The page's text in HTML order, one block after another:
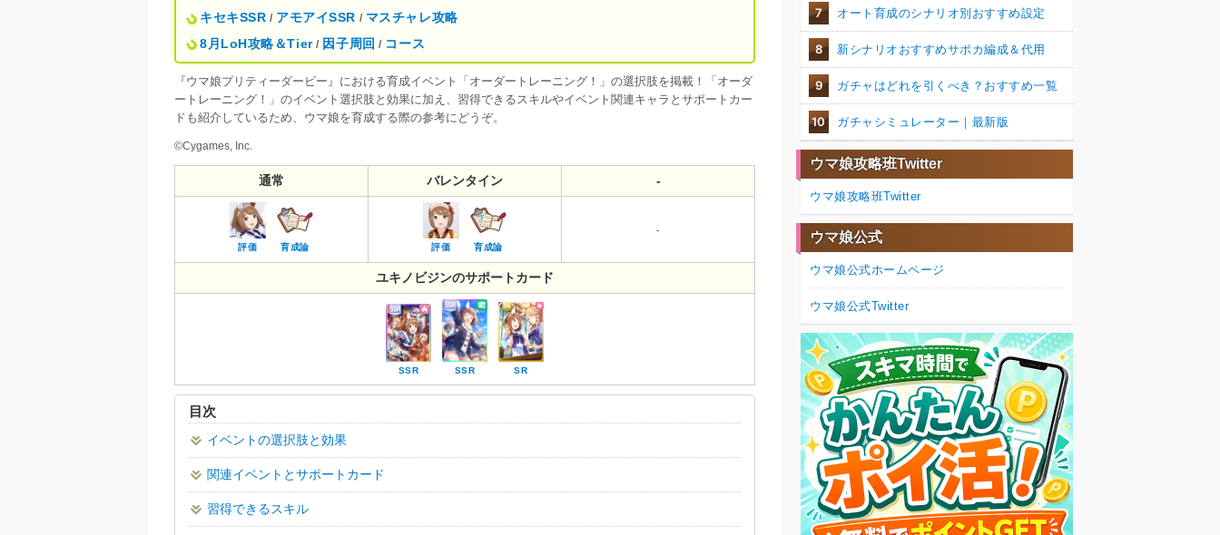
キセキSSR / アモアイSSR / マスチャレ攻略
8月LoH攻略＆Tier / 因子周回 / コース
『ウマ娘プリティーダービー』における育成イベント「オーダートレーニング！」の選択肢を掲載！「オーダ
ートレーニング！」のイベント選択肢と効果に加え、習得できるスキルやイベント関連キャラとサポートカー
ドも紹介しているため、ウマ娘を育成する際の参考にどうぞ。
©Cygames, Inc.
通常 バレンタイン -
評価 育成論 評価 育成論
-
ユキノビジンのサポートカード
SSR SSR SR
目次
イベントの選択肢と効果
関連イベントとサポートカード
習得できるスキル
7 オート育成のシナリオ別おすすめ設定
8 新シナリオおすすめサポカ編成＆代用
9 ガチャはどれを引くべき？おすすめ一覧
10 ガチャシミュレーター｜最新版
ウマ娘攻略班Twitter
ウマ娘攻略班Twitter
ウマ娘公式
ウマ娘公式ホームページ
ウマ娘公式Twitter